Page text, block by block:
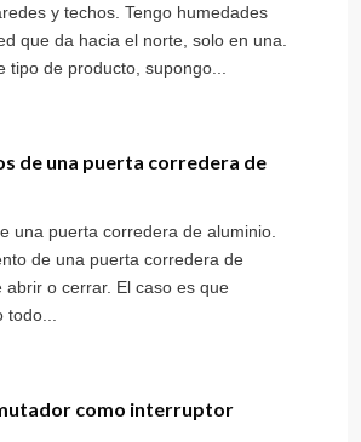
y techos. Tengo humedades
que da hacia el norte, solo en una.
tipo de producto, supongo...
de una puerta corredera de
una puerta corredera de aluminio.
de una puerta corredera de
o cerrar. El caso es que
como interruptor